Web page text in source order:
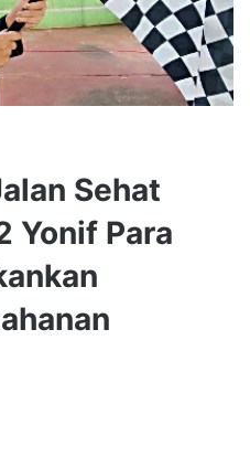
Sehat
Yonif Para